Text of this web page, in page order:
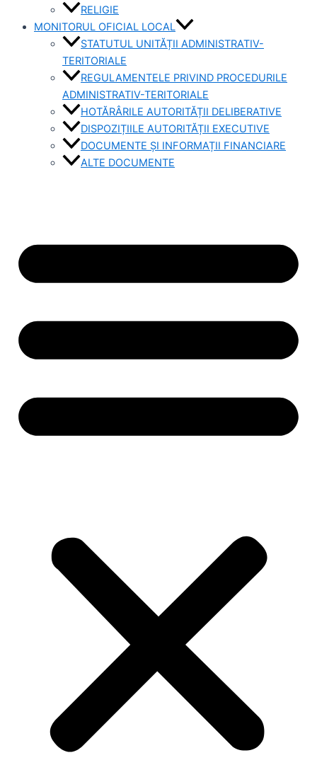
RELIGIE
MONITORUL OFICIAL LOCAL
STATUTUL UNITĂȚII ADMINISTRATIV-
TERITORIALE
REGULAMENTELE PRIVIND PROCEDURILE
ADMINISTRATIV-TERITORIALE
HOTĂRÂRILE AUTORITĂȚII DELIBERATIVE
DISPOZIȚIILE AUTORITĂȚII EXECUTIVE
DOCUMENTE ȘI INFORMAȚII FINANCIARE
ALTE DOCUMENTE